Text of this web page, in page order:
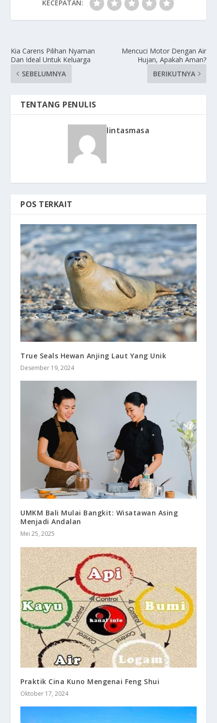
KECEPATAN:
Kia Carens Pilihan Nyaman
Dan Ideal Untuk Keluarga
SEBELUMNYA
Mencuci Motor Dengan Air
Hujan, Apakah Aman?
BERIKUTNYA
TENTANG PENULIS
lintasmasa
POS TERKAIT
True Seals Hewan Anjing Laut Yang Unik
Desember 19, 2024
UMKM Bali Mulai Bangkit: Wisatawan Asing
Menjadi Andalan
Mei 25, 2025
Praktik Cina Kuno Mengenai Feng Shui
Oktober 17, 2024